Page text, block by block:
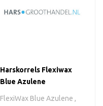
Harskorrels Flexiwax
Blue Azulene
FlexiWax Blue Azulene ,